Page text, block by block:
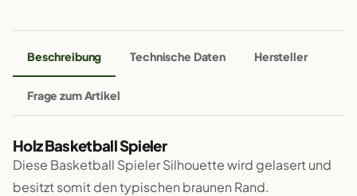
Beschreibung Technische Daten Hersteller
Frage zum Artikel
Holz Basketball Spieler
Diese Basketball Spieler Silhouette wird gelasert und
besitzt somit den typischen braunen Rand.